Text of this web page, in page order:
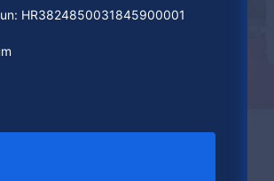
HR3824850031845900001